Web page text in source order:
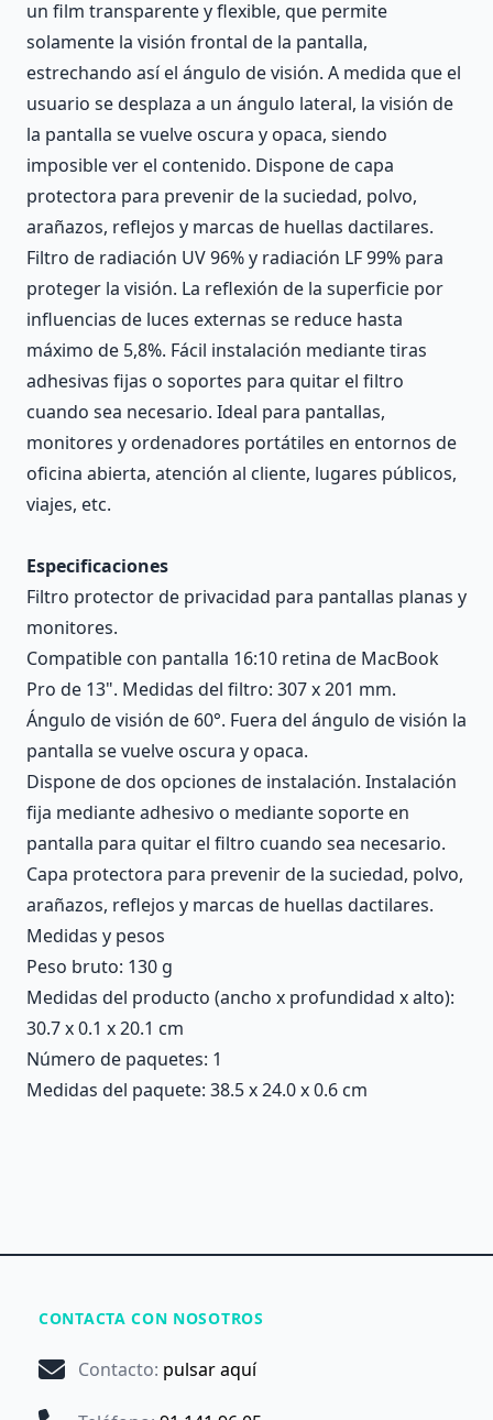
un film transparente y flexible, que permite
solamente la visión frontal de la pantalla,
estrechando así el ángulo de visión. A medida que el
usuario se desplaza a un ángulo lateral, la visión de
la pantalla se vuelve oscura y opaca, siendo
imposible ver el contenido. Dispone de capa
protectora para prevenir de la suciedad, polvo,
arañazos, reflejos y marcas de huellas dactilares.
Filtro de radiación UV 96% y radiación LF 99% para
proteger la visión. La reflexión de la superficie por
influencias de luces externas se reduce hasta
máximo de 5,8%. Fácil instalación mediante tiras
adhesivas fijas o soportes para quitar el filtro
cuando sea necesario. Ideal para pantallas,
monitores y ordenadores portátiles en entornos de
oficina abierta, atención al cliente, lugares públicos,
viajes, etc.
Especificaciones
Filtro protector de privacidad para pantallas planas y
monitores.
Compatible con pantalla 16:10 retina de MacBook
Pro de 13". Medidas del filtro: 307 x 201 mm.
Ángulo de visión de 60°. Fuera del ángulo de visión la
pantalla se vuelve oscura y opaca.
Dispone de dos opciones de instalación. Instalación
fija mediante adhesivo o mediante soporte en
pantalla para quitar el filtro cuando sea necesario.
Capa protectora para prevenir de la suciedad, polvo,
arañazos, reflejos y marcas de huellas dactilares.
Medidas y pesos
Peso bruto: 130 g
Medidas del producto (ancho x profundidad x alto):
30.7 x 0.1 x 20.1 cm
Número de paquetes: 1
Medidas del paquete: 38.5 x 24.0 x 0.6 cm
CONTACTA CON NOSOTROS
Contacto: pulsar aquí